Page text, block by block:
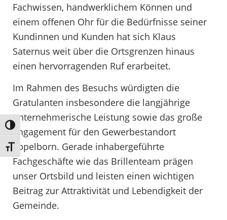
Umschalten auf hohe Kontraste
Schrift vergrößern
Fachwissen, handwerklichem Können und
einem offenen Ohr für die Bedürfnisse seiner
Kundinnen und Kunden hat sich Klaus
Saternus weit über die Ortsgrenzen hinaus
einen hervorragenden Ruf erarbeitet.
Im Rahmen des Besuchs würdigten die
Gratulanten insbesondere die langjährige
unternehmerische Leistung sowie das große
Engagement für den Gewerbestandort
Eppelborn. Gerade inhabergeführte
Fachgeschäfte wie das Brillenteam prägen
unser Ortsbild und leisten einen wichtigen
Beitrag zur Attraktivität und Lebendigkeit der
Gemeinde.